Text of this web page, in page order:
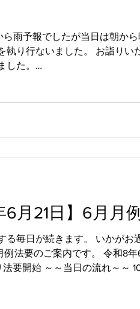
ホームページ
日親寺ブログ https://
ら雨予報でしたが当日は朝か
執り行ないました。 お詣りい
した。
#日蓮宗 #佐世保市 #佐世保の
6月21日】6月月
る毎日が続きます。 いかがお
例法要のご案内です。 令和8年
法要開始 ～～当日の流れ～～